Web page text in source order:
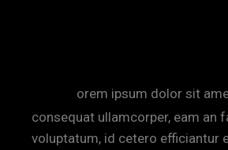
orem ipsum dolor sit
consequat ullamcorper, eam an
voluptatum, id cetero efficiantur